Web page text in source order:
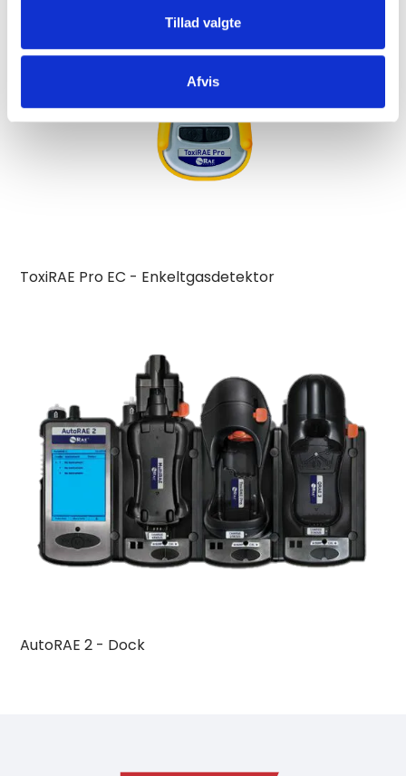
Tillad valgte
Afvis
ToxiRAE Pro EC - Enkeltgasdetektor
AutoRAE 2 - Dock